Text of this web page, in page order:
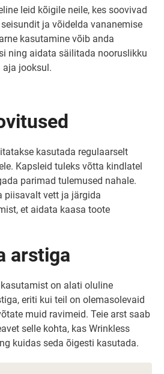
leid kõigile neile, kes soovivad
ja võidelda vananemise
kasutamine võib anda
ning aidata säilitada nooruslikku
jooksul.
kasutada regulaarselt
Kapsleid tuleks võtta kindlatel
parimad tulemused nahale.
piisavalt vett ja järgida
et aidata kaasa toote
arstiga
on alati oluline
eriti kui teil on olemasolevaid
muid ravimeid. Teie arst saab
selle kohta, kas Wrinkless
kuidas seda õigesti kasutada.